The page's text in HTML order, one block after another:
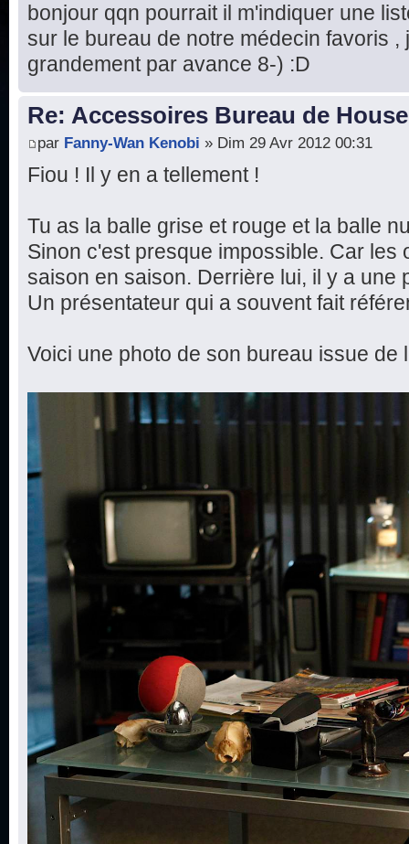
bonjour qqn pourrait il m'indiquer une
sur le bureau de notre médecin favoris ,
grandement par avance 8-) :D
Re: Accessoires Bureau de House
par Fanny-Wan Kenobi » Dim 29 Avr 2012 00:31
Fiou ! Il y en a tellement !
Tu as la balle grise et rouge et la balle
Sinon c'est presque impossible. Car les
saison en saison. Derrière lui, il y a une
Un présentateur qui a souvent fait
Voici une photo de son bureau issue de